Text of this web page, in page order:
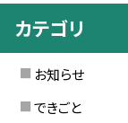
カテゴリ
お知らせ
できごと